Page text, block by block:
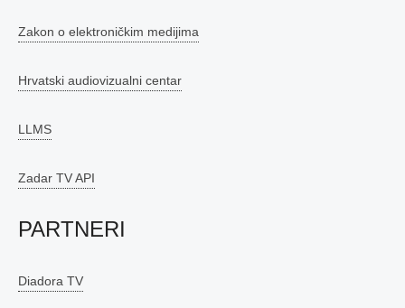
Zakon o elektroničkim medijima
Hrvatski audiovizualni centar
LLMS
Zadar TV API
PARTNERI
Diadora TV